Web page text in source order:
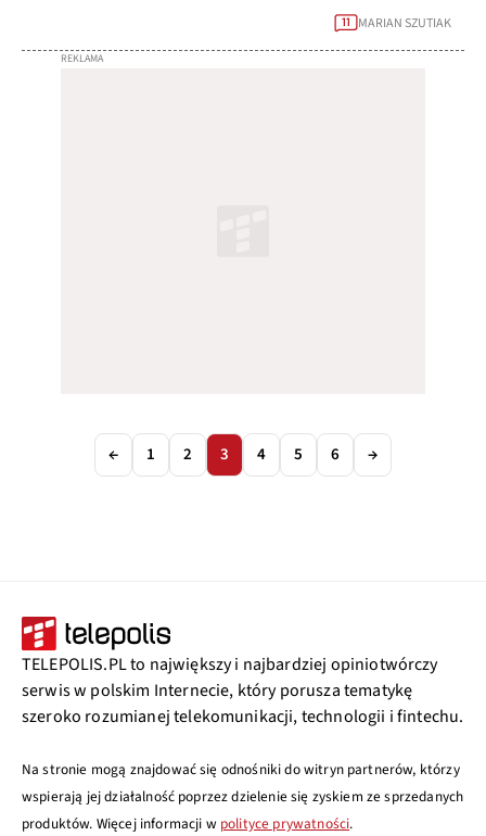
11 MARIAN SZUTIAK
← 1 2 3 4 5 6 →
TELEPOLIS.PL to największy i najbardziej opiniotwórczy
serwis w polskim Internecie, który porusza tematykę
szeroko rozumianej telekomunikacji, technologii i fintechu.
Na stronie mogą znajdować się odnośniki do witryn partnerów, którzy
wspierają jej działalność poprzez dzielenie się zyskiem ze sprzedanych
produktów. Więcej informacji w polityce prywatności.